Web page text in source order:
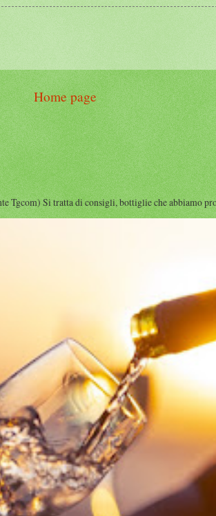
Home page
Tgcom) Si tratta di consigli, bottiglie che abbiamo